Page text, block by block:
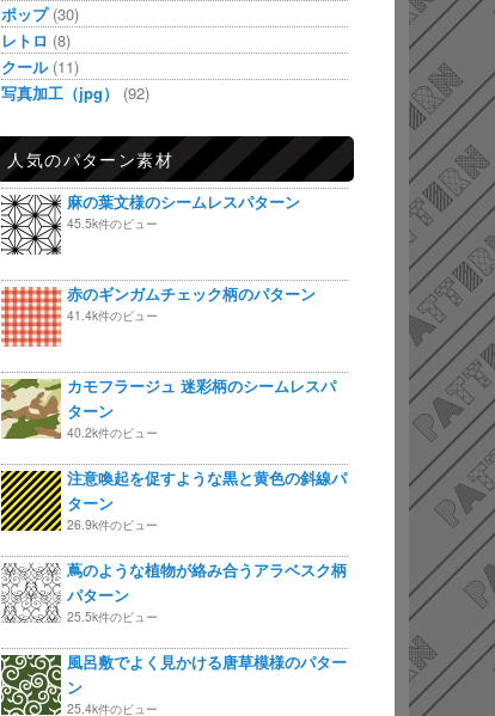
ポップ(30)
レトロ (8)
クール(11)
写真加工（jpg）
(92)
人気のパターン素材
麻の葉文様のシームレスパターン
45.5k件のビュー
赤のギンガムチェック柄のパターン
41.4k件のビュー
カモフラージュ 迷彩柄のシームレスパ
ターン
40.2k件のビュー
注意喚起を促すような黒と黄色の斜線パ
ターン
26.9k件のビュー
蔦のような植物が絡み合うアラベスク柄
パターン
25.5k件のビュー
風呂敷でよく見かける唐草模様のパター
ン
25.4k件のビュー